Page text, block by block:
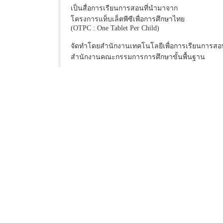
เป็นสื่อการเรียนการสอนที่นำมาจาก
โครงการแท็บเล็ตพีซีเพื่อการศึกษาไทย
(OTPC : One Tablet Per Child)
จัดทำโดยสำนักงานเทคโนโลยีเพื่อการเรียนการส
สำนักงานคณะกรรมการการศึกษาขั้นพื้นฐาน